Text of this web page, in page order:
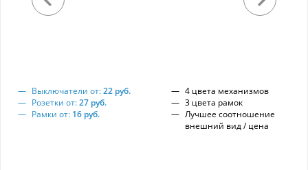
Выключатели от:22 руб.
Розетки от:27 руб.
Рамки от: 16 руб.
4 цвета механизмов
3 цвета рамок
Лучшее соотношение
внешний вид / цена